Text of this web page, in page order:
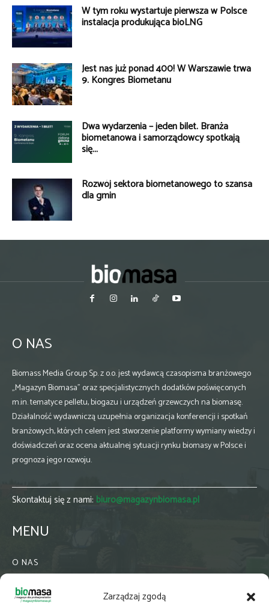
Zarządzaj zgodą
W tym roku wystartuje pierwsza w Polsce
instalacja produkująca bioLNG
Jest nas już ponad 400! W Warszawie trwa
9. Kongres Biometanu
Dwa wydarzenia – jeden bilet. Branża
biometanowa i samorządowcy spotkają
się...
Rozwój sektora biometanowego to szansa
dla gmin
O NAS
Biomass Media Group Sp. z o.o. jest wydawcą czasopisma branżowego
„Magazyn Biomasa” oraz specjalistycznych dodatków poświęconych
m.in. tematyce pelletu, biogazu i urządzeń grzewczych na biomasę.
Działalność wydawniczą uzupełnia organizacja konferencji i spotkań
branżowych, których celem jest stworzenie platformy wymiany wiedzy i
doświadczeń oraz ocena aktualnej sytuacji rynku biomasy w Polsce i
prognoza jego rozwoju.
Skontaktuj się z nami: biuro@magazynbiomasa.pl
MENU
O NAS
WSPÓŁPRACA